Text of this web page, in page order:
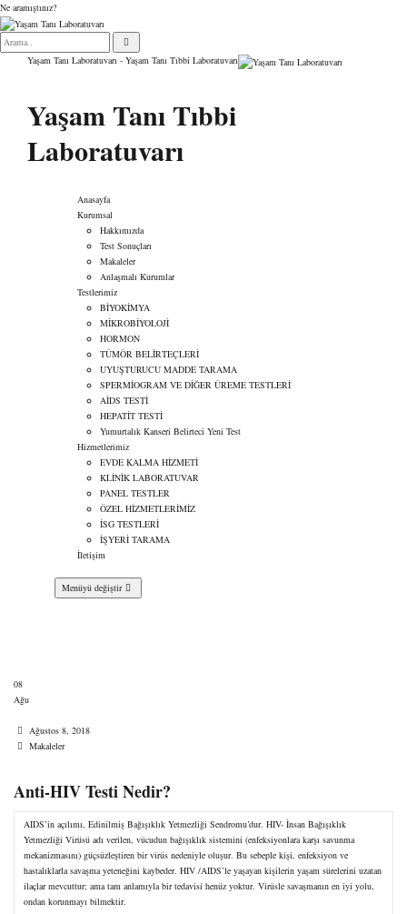
Ne aramıştınız?
Yaşam Tanı Laboratuvarı - Yaşam Tanı Tıbbi Laboratuvarı
Yaşam Tanı Tıbbi
Laboratuvarı
Anasayfa
Kurumsal
Hakkımızda
Test Sonuçları
Makaleler
Anlaşmalı Kurumlar
Testlerimiz
BİYOKİMYA
MİKROBİYOLOJİ
HORMON
TÜMÖR BELİRTEÇLERİ
UYUŞTURUCU MADDE TARAMA
SPERMİOGRAM VE DİĞER ÜREME TESTLERİ
AİDS TESTİ
HEPATİT TESTİ
Yumurtalık Kanseri Belirteci Yeni Test
Hizmetlerimiz
EVDE KALMA HİZMETİ
KLİNİK LABORATUVAR
PANEL TESTLER
ÖZEL HİZMETLERİMİZ
İSG TESTLERİ
İŞYERİ TARAMA
İletişim
Menüyü değiştir
08
Ağu
TarihAğustos 8, 2018
Kategoriler
Makaleler
Anti-HIV Testi Nedir?
AIDS’in açılımı, Edinilmiş Bağışıklık Yetmezliği Sendromu’dur. HIV- İnsan Bağışıklık
Yetmezliği Virüsü adı verilen, vücudun bağışıklık sistemini (enfeksiyonlara karşı savunma
mekanizmasını) güçsüzleştiren bir virüs nedeniyle oluşur. Bu sebeple kişi, enfeksiyon ve
hastalıklarla savaşma yeteneğini kaybeder. HIV /AIDS’le yaşayan kişilerin yaşam sürelerini uzatan
ilaçlar mevcuttur; ama tam anlamıyla bir tedavisi henüz yoktur. Virüsle savaşmanın en iyi yolu,
ondan korunmayı bilmektir.